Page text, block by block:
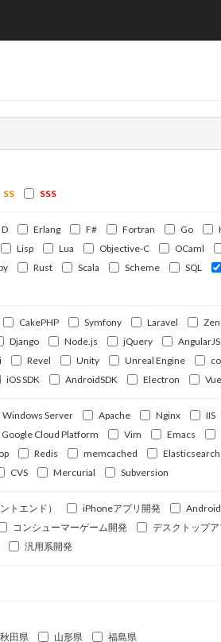
SS SSS
D Erlang F# Fortran Go
Lisp Lua Objective-C OCaml
Rust Scala Scheme SQL
CakePHP Symfony Laravel
Django Node.js jQuery AngularJS
Revel Unity Unreal Engine
iOS SDK AndroidSDK Electron
Windows Server Apache Nginx
IIS
Google Cloud Platform Vim Emacs
Redis memcached Elasticsearch
CVS Mercurial Subversion
トエンド） iPhoneアプリ開発
コンシューマーゲーム開発
デスクトップ
汎用系開発
秋田県 山形県
福島県